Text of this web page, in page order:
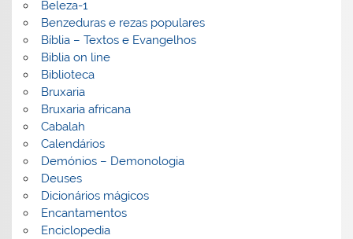
Beleza-1
Benzeduras e rezas populares
Bíblia – Textos e Evangelhos
Biblia on line
Biblioteca
Bruxaria
Bruxaria africana
Cabalah
Calendários
Demónios – Demonologia
Deuses
Dicionários mágicos
Encantamentos
Enciclopedia